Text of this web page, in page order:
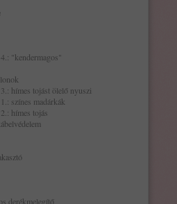
"kendermagos"
hímes tojást ölelő nyuszi
színes madárkák
hímes tojás
derékmelegítő